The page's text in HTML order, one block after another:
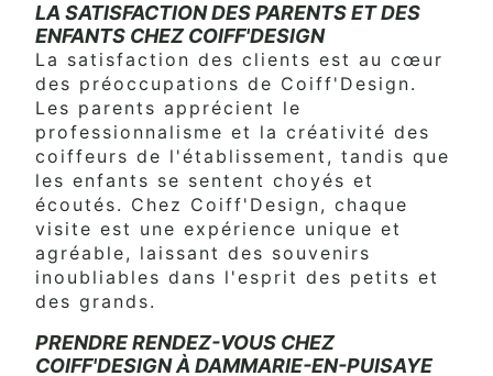
LA SATISFACTION DES PARENTS ET DES
ENFANTS CHEZ COIFF'DESIGN
La satisfaction des clients est au cœur
des préoccupations de Coiff'Design.
Les parents apprécient le
professionnalisme et la créativité des
coiffeurs de l'établissement, tandis que
les enfants se sentent choyés et
écoutés. Chez Coiff'Design, chaque
visite est une expérience unique et
agréable, laissant des souvenirs
inoubliables dans l'esprit des petits et
des grands.
PRENDRE RENDEZ-VOUS CHEZ
COIFF'DESIGN À DAMMARIE-EN-PUISAYE